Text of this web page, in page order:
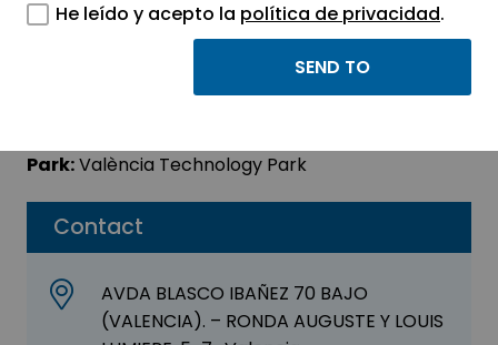
Contact
AVDA BLASCO IBAÑEZ 70 BAJO
(VALENCIA). – RONDA AUGUSTE Y LOUIS
FORMYCAKE SL
Park:València Technology Park
He leído y acepto la política de privacidad.